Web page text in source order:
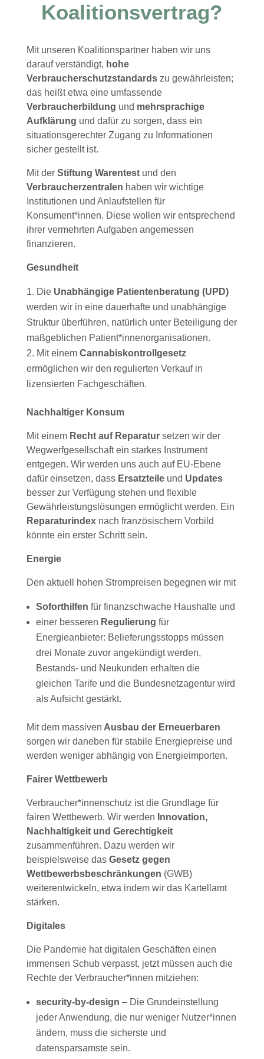
Koalitionsvertrag?
Mit unseren Koalitionspartner haben wir uns
darauf verständigt, hohe
Verbraucherschutzstandardszu gewährleisten;
das heißt etwa eine umfassende
Verbraucherbildung und mehrsprachige
Aufklärung und dafür zu sorgen, dass ein
situationsgerechter Zugang zu Informationen
sicher gestellt ist.
Mit der Stiftung Warentestund den
Verbraucherzentralen haben wir wichtige
Institutionen und Anlaufstellen für
Konsument*innen. Diese wollen wir entsprechend
ihrer vermehrten Aufgaben angemessen
finanzieren.
Gesundheit
Die Unabhängige Patientenberatung (UPD)
werden wir in eine dauerhafte und unabhängige
Struktur überführen, natürlich unter Beteiligung der
maßgeblichen Patient*innenorganisationen.
Mit einem Cannabiskontrollgesetz
ermöglichen wir den regulierten Verkauf in
lizensierten Fachgeschäften.
Nachhaltiger Konsum
Mit einem Recht auf Reparatursetzen wir der
Wegwerfgesellschaft ein starkes Instrument
entgegen. Wir werden uns auch auf EU-Ebene
dafür einsetzen, dass Ersatzteile und Updates
besser zur Verfügung stehen und flexible
Gewährleistungslösungen ermöglicht werden. Ein
Reparaturindex nach französischem Vorbild
könnte ein erster Schritt sein.
Energie
Den aktuell hohen Strompreisen begegnen wir mit
Soforthilfen für finanzschwache Haushalte und
einer besseren Regulierung für
Energieanbieter: Belieferungsstopps müssen
drei Monate zuvor angekündigt werden,
Bestands- und Neukunden erhalten die
gleichen Tarife und die Bundesnetzagentur wird
als Aufsicht gestärkt.
Mit dem massiven Ausbau der Erneuerbaren
sorgen wir daneben für stabile Energiepreise und
werden weniger abhängig von Energieimporten.
Fairer Wettbewerb
Verbraucher*innenschutz ist die Grundlage für
fairen Wettbewerb. Wir werden Innovation,
Nachhaltigkeit und Gerechtigkeit
zusammenführen. Dazu werden wir
beispielsweise das Gesetz gegen
Wettbewerbsbeschränkungen (GWB)
weiterentwickeln, etwa indem wir das Kartellamt
stärken.
Digitales
Die Pandemie hat digitalen Geschäften einen
immensen Schub verpasst, jetzt müssen auch die
Rechte der Verbraucher*innen mitziehen:
security-by-design – Die Grundeinstellung
jeder Anwendung, die nur weniger Nutzer*innen
ändern, muss die sicherste und
datensparsamste sein.